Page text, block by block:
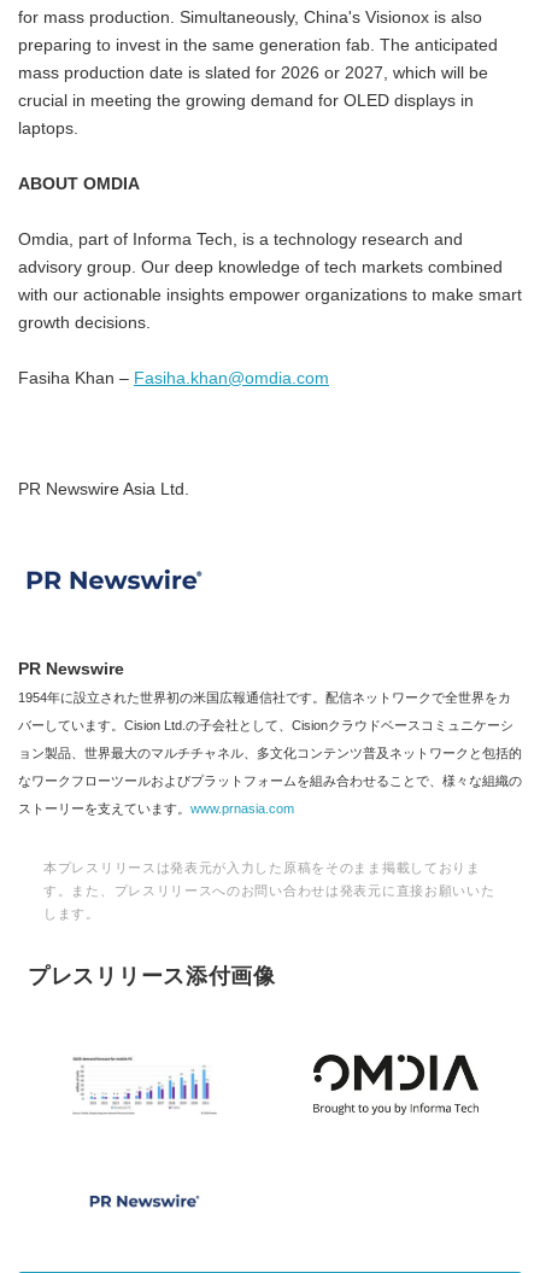
for mass production. Simultaneously, China's Visionox is also
preparing to invest in the same generation fab. The anticipated
mass production date is slated for 2026 or 2027, which will be
crucial in meeting the growing demand for OLED displays in
laptops.
ABOUT OMDIA
Omdia, part of Informa Tech, is a technology research and
advisory group. Our deep knowledge of tech markets combined
with our actionable insights empower organizations to make smart
growth decisions.
Fasiha Khan – Fasiha.khan@omdia.com
PR Newswire Asia Ltd.
PR Newswire
1954年に設立された世界初の米国広報通信社です。配信ネットワークで全世界をカ
バーしています。Cision Ltd.の子会社として、Cisionクラウドベースコミュニケーシ
ョン製品、世界最大のマルチチャネル、多文化コンテンツ普及ネットワークと包括的
なワークフローツールおよびプラットフォームを組み合わせることで、様々な組織の
ストーリーを支えています。 www.prnasia.com
本プレスリリースは発表元が入力した原稿をそのまま掲載しておりま
す。また、プレスリリースへのお問い合わせは発表元に直接お願いいた
します。
プレスリリース添付画像